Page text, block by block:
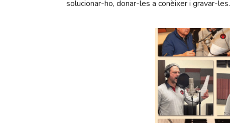
solucionar-ho, donar-les a conèixer i gravar-les.